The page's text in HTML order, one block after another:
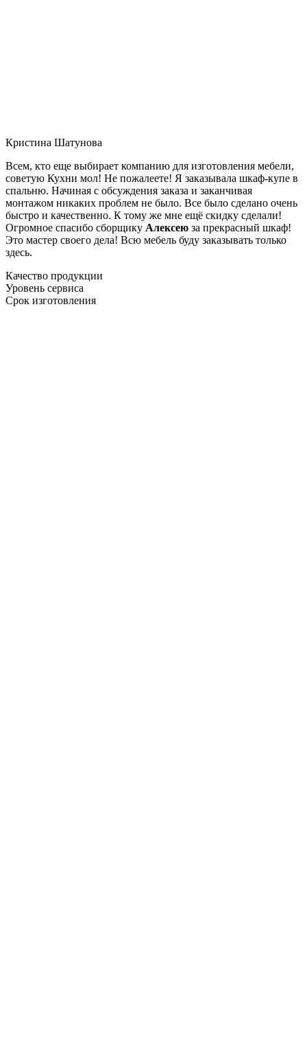
Кристина Шатунова
Всем, кто еще выбирает компанию для изготовления мебели,
советую Кухни мол! Не пожалеете! Я заказывала шкаф-купе в
спальню. Начиная с обсуждения заказа и заканчивая
монтажом никаких проблем не было. Все было сделано очень
быстро и качественно. К тому же мне ещё скидку сделали!
Огромное спасибо сборщику Алексею за прекрасный шкаф!
Это мастер своего дела! Всю мебель буду заказывать только
здесь.
Качество продукции
Уровень сервиса
Срок изготовления